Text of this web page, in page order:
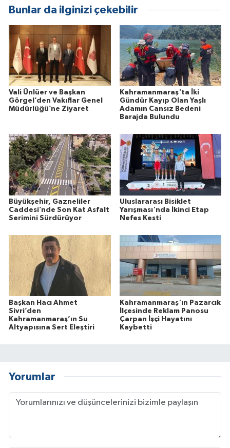
Bunlar da ilginizi çekebilir
Vali Ünlüer ve Başkan
Görgel’den Vakıflar Genel
Müdürlüğü’ne Ziyaret
Kahramanmaraş'ta İki
Gündür Kayıp Olan Yaşlı
Adamın Cansız Bedeni
Barajda Bulundu
Büyükşehir, Gazneliler
Caddesi’nde Son Kat Asfalt
Serimini Sürdürüyor
Uluslararası Bisiklet
Yarışması'nda İkinci Etap
Nefes Kesti
Başkan Hacı Ahmet
Sivri’den
Kahramanmaraş’ın Su
Altyapısına Sert Eleştiri
Kahramanmaraş'ın Pazarcık
İlçesinde Reklam Panosu
Çarpan İşçi Hayatını
Kaybetti
Yorumlar